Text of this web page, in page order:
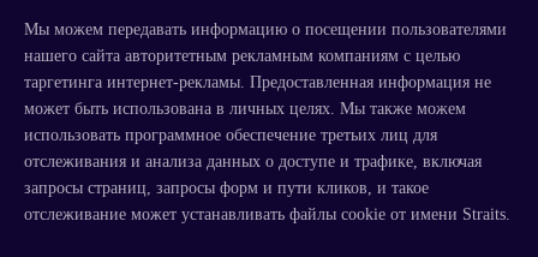
Мы можем передавать информацию о посещении пользователями
нашего сайта авторитетным рекламным компаниям с целью
таргетинга интернет-рекламы. Предоставленная информация не
может быть использована в личных целях. Мы также можем
использовать программное обеспечение третьих лиц для
отслеживания и анализа данных о доступе и трафике, включая
запросы страниц, запросы форм и пути кликов, и такое
отслеживание может устанавливать файлы cookie от имени Straits.